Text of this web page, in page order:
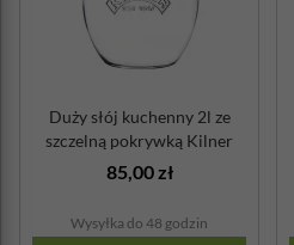
Duży słój kuchenny 2l ze
szczelną pokrywką Kilner
85,00 zł
Wysyłka do 48 godzin